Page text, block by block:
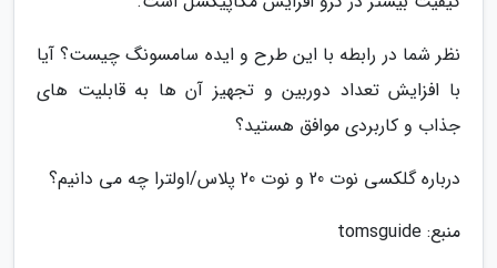
نظر شما در رابطه با این طرح و ایده سامسونگ چیست؟ آیا
با افزایش تعداد دوربین و تجهیز آن ها به قابلیت های
جذاب و کاربردی موافق هستید؟
درباره گلکسی نوت 20 و نوت 20 پلاس/اولترا چه می دانیم؟
منبع: tomsguide